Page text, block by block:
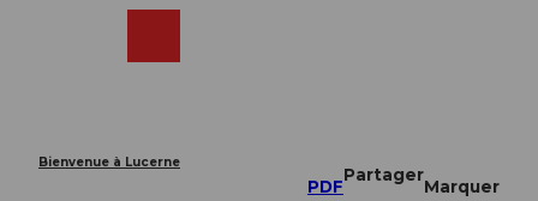
Bienvenue à Lucerne
PDF
Partager
Marquer